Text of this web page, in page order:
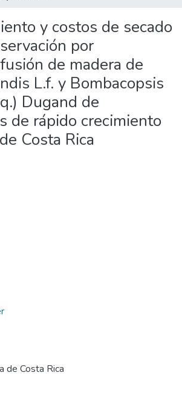
y costos de secado
por
de madera de
L.f. y Bombacopsis
Dugand de
de rápido crecimiento
Costa Rica
de Costa Rica